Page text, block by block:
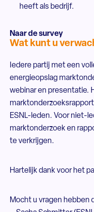
heeft als bedrijf.
Naar de survey
Wat kunt u
Iedere partij met een
energieopslag
webinar en presentatie.
ESNL-leden. Voor niet-
marktonderzoek en
te verkrijgen.
Hartelijk dank voor het
Mocht u vragen hebben